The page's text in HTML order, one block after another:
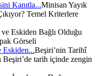
Kanıtla...Minisan Yayık
Temel Kriterlere
Eskiden...Beşiri’nin Tarihî
Beşiri’de tarih içinde zengin